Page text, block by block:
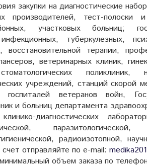
закупки на диагностические
производителей, тест-
участковых больниц;
туберкулезных,
восстановительной терапии,
ветеринарных клиник,
поликлиник,
учреждений, станций скорой
госпиталей ветеранов войн,
и больниц департамента
диагностических
радиоизотопной,
отправляйте по e-mail:
объем заказа по